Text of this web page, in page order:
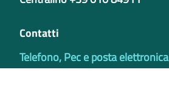
Contatti
Telefono, Pec e posta elettronica